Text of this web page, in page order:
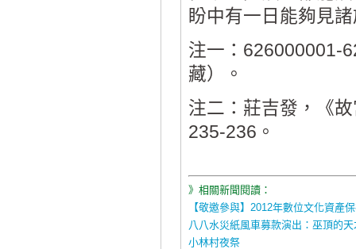
盼中有一日能夠見
注一：626000001-
藏）。
注二：莊吉發，《
235-236。
》相關新聞閱讀：
【敬邀參與】2012年數位文化資產
八八水災紙風車募款演出：巫頂的
小林村夜祭